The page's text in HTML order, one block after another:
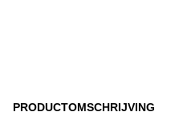
PRODUCTOMSCHRIJVING